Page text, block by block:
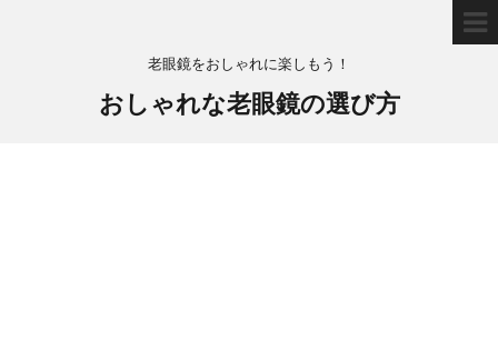
老眼鏡をおしゃれに楽しもう！
おしゃれな老眼鏡の選び方